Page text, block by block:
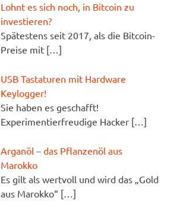
Lohnt es sich noch, in Bitcoin zu
investieren?
Spätestens seit 2017, als die Bitcoin-
Preise mit […]
USB Tastaturen mit Hardware
Keylogger!
Sie haben es geschafft!
Experimentierfreudige Hacker […]
Arganöl – das Pflanzenöl aus
Marokko
Es gilt als wertvoll und wird das „Gold
aus Marokko“ […]